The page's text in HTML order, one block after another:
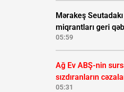
Mərakeş
miqrantları geri
05:59
Ağ Ev ABŞ-nin
sızdıranların
05:31